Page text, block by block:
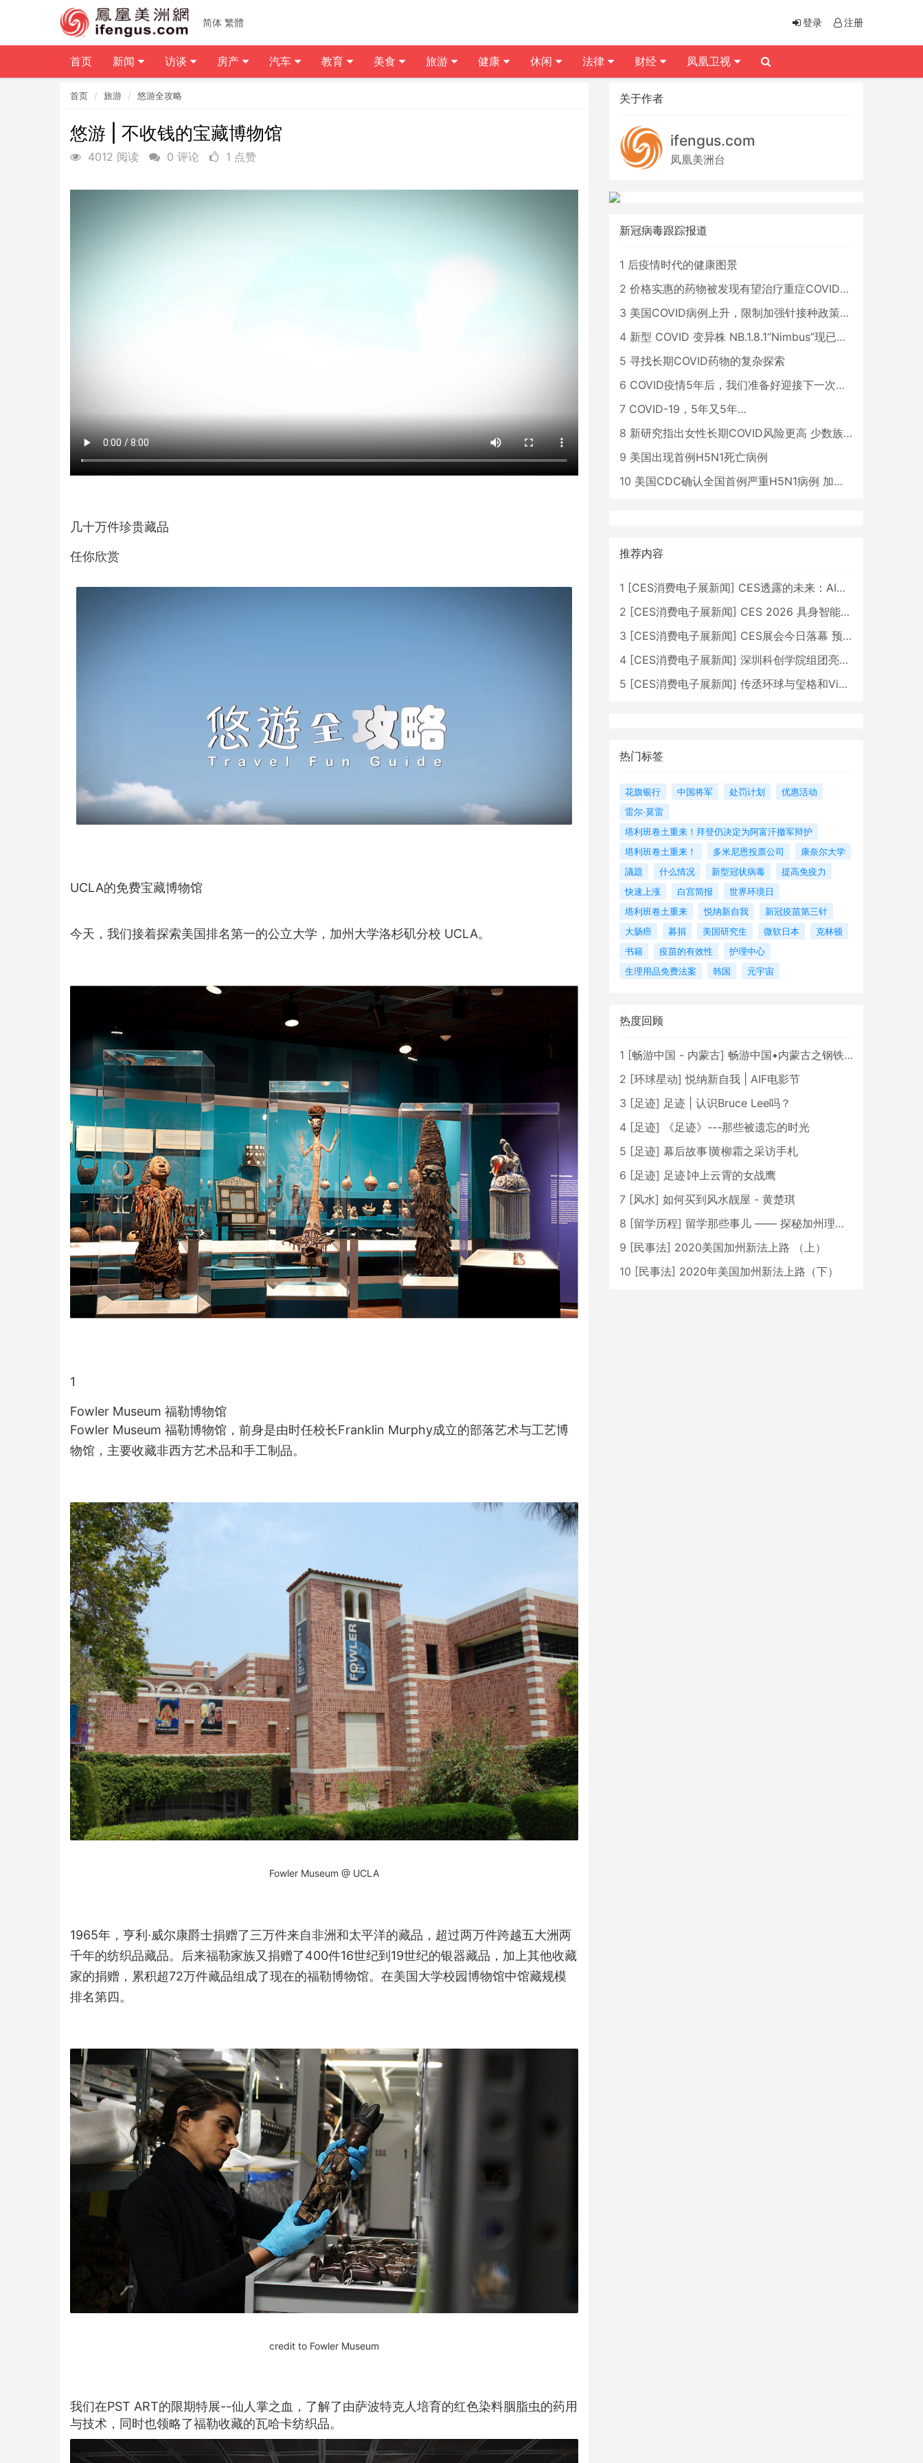
首页 旅游 悠游全攻略
悠游 | 不收钱的宝藏博物馆
4012 阅读 0 评论 1 点赞
几十万件珍贵藏品
任你欣赏
UCLA的免费宝藏博物馆
今天，我们接着探索美国排名第一的公立大学，加州大学洛杉矶分校 UCLA。
1
Fowler Museum 福勒博物馆
Fowler Museum 福勒博物馆，前身是由时任校长Franklin Murphy成立的部落艺术与工艺博
物馆，主要收藏非西方艺术品和手工制品。
Fowler Museum @ UCLA
1965年，亨利·威尔康爵士捐赠了三万件来自非洲和太平洋的藏品，超过两万件跨越五大洲两
千年的纺织品藏品。后来福勒家族又捐赠了400件16世纪到19世纪的银器藏品，加上其他收藏
家的捐赠，累积超72万件藏品组成了现在的福勒博物馆。在美国大学校园博物馆中馆藏规模
排名第四。
credit to Fowler Museum
我们在PST ART的限期特展--仙人掌之血，了解了由萨波特克人培育的红色染料胭脂虫的药用
与技术，同时也领略了福勒收藏的瓦哈卡纺织品。
关于作者
ifengus.com
凤凰美洲台
新冠病毒跟踪报道
1 后疫情时代的健康图景
2 价格实惠的药物被发现有望治疗重症COVID患者
3 美国COVID病例上升，限制加强针接种政策即将出台
4 新型 COVID 变异株 NB.1.8.1“Nimbus”现已在美国占据主导地位
5 寻找长期COVID药物的复杂探索
6 COVID疫情5年后，我们准备好迎接下一次大流行了吗？
7 COVID-19，5年又5年…
8 新研究指出女性长期COVID风险更高 少数族裔儿童存在差异
9 美国出现首例H5N1死亡病例
10 美国CDC确认全国首例严重H5N1病例 加州进入紧急状态
推荐内容
1 [CES消费电子展新闻] CES透露的未来：AI、机器人与智能生活大爆发
2 [CES消费电子展新闻] CES 2026 具身智能与创新领域 中国公司大放异彩
3 [CES消费电子展新闻] CES展会今日落幕 预计2026行业收入将超五千亿美元
4 [CES消费电子展新闻] 深圳科创学院组团亮相CES 广受好评
5 [CES消费电子展新闻] 传丞环球与玺格和VibeLens共同推出全新耳机
热门标签
花旗银行 中国将军 处罚计划
优惠活动
雷尔·莫雷
塔利班卷土重来！拜登仍决定为阿富汗撤军辩护
塔利班卷土重来！
多米尼恩投票公司
康奈尔大学
議題
什么情况 新型冠状病毒
提高免疫力
快速上涨
白宫简报
世界环境日
塔利班卷土重来
悦纳新自我
新冠疫苗第三针
大肠癌
募捐 美国研究生 微软日本
克林顿
书籍
疫苗的有效性
护理中心
生理用品免费法案
韩国 元宇宙
热度回顾
1 [畅游中国 - 内蒙古] 畅游中国•内蒙古之钢铁骄子，魅力包头
2 [环球星动] 悦纳新自我 | AIF电影节
3 [足迹] 足迹 | 认识Bruce Lee吗？
4 [足迹]
《足迹》---那些被遗忘的时光
5 [足迹] 幕后故事∣黄柳霜之采访手札
6 [足迹] 足迹∣冲上云霄的女战鹰
7 [风水] 如何买到风水靓屋 - 黄楚琪
8 [留学历程] 留学那些事儿 —— 探秘加州理工学院Caltech博士生活 [上集]
9 [民事法] 2020美国加州新法上路 （上）
10 [民事法] 2020年美国加州新法上路（下）
简体 繁體 登录 注册
首页 新闻 访谈 房产 汽车 教育 美食 旅游 健康 休闲 法律 财经 凤凰卫视